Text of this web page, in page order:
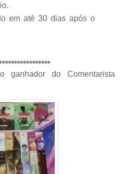
em até 30 dias após o
ganhador do Comentarista